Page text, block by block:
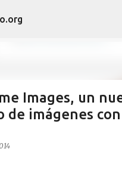
Saltatu eta joan eduki
Images, un
de imágenes